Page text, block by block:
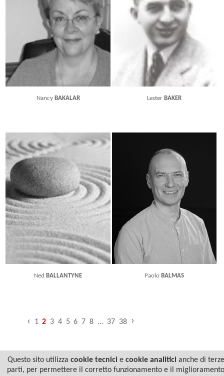
Nancy BAKALAR Lester BAKER
Ned BALLANTYNE Paolo BALMAS
‹ 1 2 3 4 5 6 7 8 ... 37 38 ›
Questo sito utilizza cookie tecnicie cookie analiticianche di terze
parti, per permettere il corretto funzionamento e il miglioramento